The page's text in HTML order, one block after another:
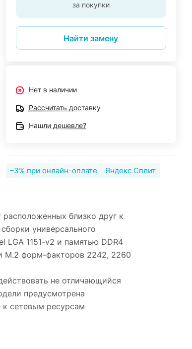
за покупки
Найти замену
Нет в наличии
Рассчитать доставку
Нашли дешевле?
–3% при онлайн-оплате Яндекс Сплит
близко друг к
универсального
1151-v2 и памятью DDR4
M.2 форм-факторов 2242, 2260
не отличающийся
предусмотрена
сетевым ресурсам